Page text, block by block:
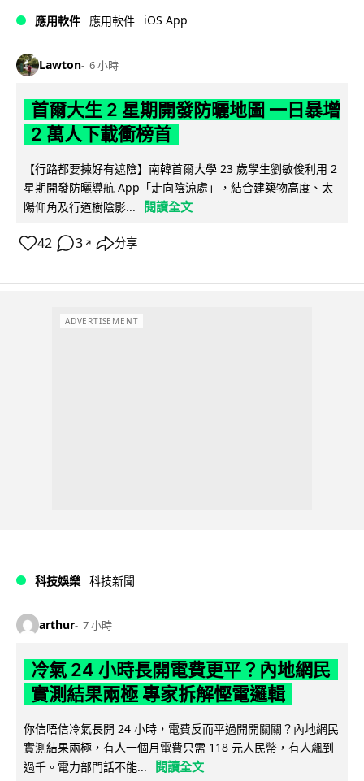
應用軟件 應用軟件 iOS App
Lawton 6 小時
首爾大生 2 星期開發防曬地圖 一日暴增
2 萬人下載衝榜首
【行路都要揀好有遮陰】南韓首爾大學 23 歲學生劉敏俊利用 2
星期開發防曬導航 App「走向陰涼處」，結合建築物高度、太
陽仰角及行道樹陰影...
閱讀全文
42 3 ↗ 分享
ADVERTISEMENT
科技娛樂 科技新聞
arthur 7 小時
冷氣 24 小時長開電費更平？內地網民
實測結果兩極 專家拆解慳電邏輯
你信唔信冷氣長開 24 小時，電費反而平過開開關關？內地網民
實測結果兩極，有人一個月電費只需 118 元人民幣，有人飆到
過千。電力部門話不能...
閱讀全文